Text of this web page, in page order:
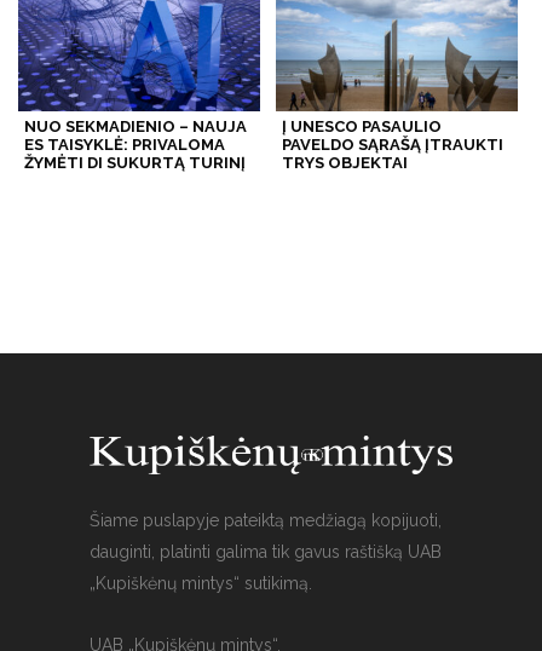
NUO SEKMADIENIO – NAUJA
ES TAISYKLĖ: PRIVALOMA
ŽYMĖTI DI SUKURTĄ TURINĮ
Į UNESCO PASAULIO
PAVELDO SĄRAŠĄ ĮTRAUKTI
TRYS OBJEKTAI
Šiame puslapyje pateiktą medžiagą kopijuoti,
dauginti, platinti galima tik gavus raštišką UAB
„Kupiškėnų mintys“ sutikimą.
UAB „Kupiškėnų mintys“,